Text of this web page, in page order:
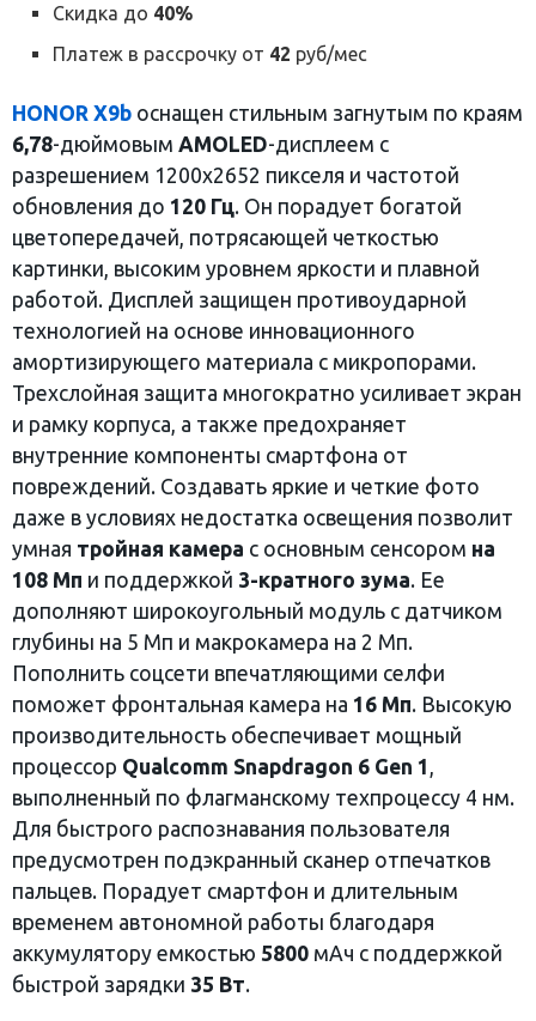
Скидка до 40%
Платеж в рассрочку от 42 руб/мес
HONOR X9b оснащен стильным загнутым по краям
6,78-дюймовым AMOLED-дисплеем с
разрешением 1200х2652 пикселя и частотой
обновления до 120 Гц. Он порадует богатой
цветопередачей, потрясающей четкостью
картинки, высоким уровнем яркости и плавной
работой. Дисплей защищен противоударной
технологией на основе инновационного
амортизирующего материала с микропорами.
Трехслойная защита многократно усиливает экран
и рамку корпуса, а также предохраняет
внутренние компоненты смартфона от
повреждений. Создавать яркие и четкие фото
даже в условиях недостатка освещения позволит
умная тройная камера с основным сенсором на
108 Мп и поддержкой 3-кратного зума. Ее
дополняют широкоугольный модуль с датчиком
глубины на 5 Мп и макрокамера на 2 Мп.
Пополнить соцсети впечатляющими селфи
поможет фронтальная камера на 16 Мп. Высокую
производительность обеспечивает мощный
процессор Qualcomm Snapdragon 6 Gen 1 ,
выполненный по флагманскому техпроцессу 4 нм.
Для быстрого распознавания пользователя
предусмотрен подэкранный сканер отпечатков
пальцев. Порадует смартфон и длительным
временем автономной работы благодаря
аккумулятору емкостью 5800 мАч с поддержкой
быстрой зарядки 35 Вт.